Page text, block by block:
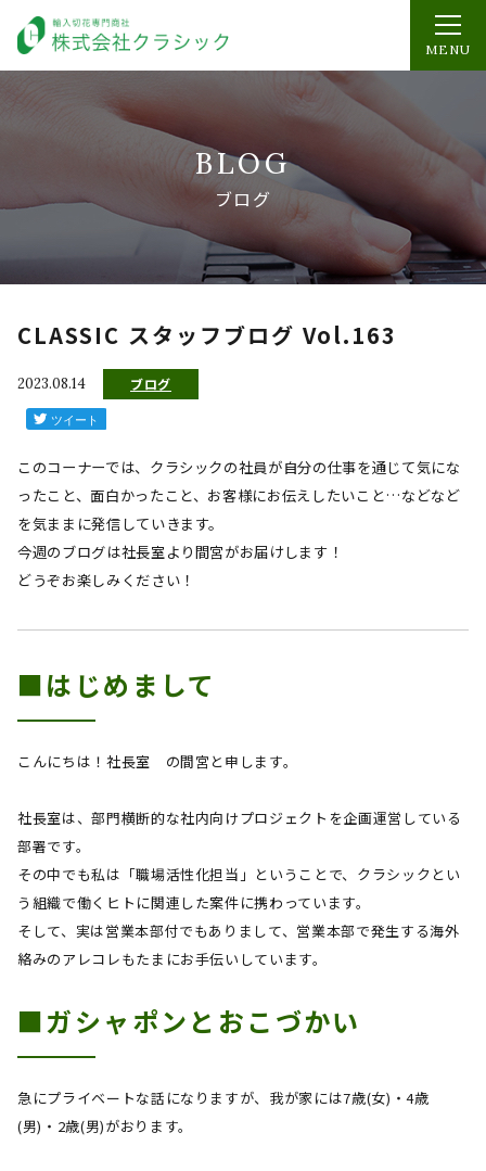
MENU
BLOG
ブログ
CLASSIC スタッフブログ Vol.163
2023.08.14 ブログ
このコーナーでは、クラシックの社員が自分の仕事を通じて気にな
ったこと、面白かったこと、お客様にお伝えしたいこと…などなど
を気ままに発信していきます。
今週のブログは社長室より間宮がお届けします！
どうぞお楽しみください！
■はじめまして
こんにちは！社長室 の間宮と申します。
社長室は、部門横断的な社内向けプロジェクトを企画運営している
部署です。
その中でも私は「職場活性化担当」ということで、クラシックとい
う組織で働くヒトに関連した案件に携わっています。
そして、実は営業本部付でもありまして、営業本部で発生する海外
絡みのアレコレもたまにお手伝いしています。
■ガシャポンとおこづかい
急にプライベートな話になりますが、我が家には7歳(女) ・4歳
(男) ・ 2歳(男)がおります。